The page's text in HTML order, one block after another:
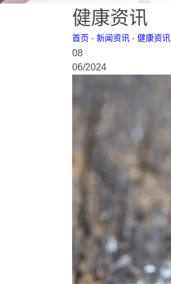
健康资讯
首页 - 新闻资讯 - 健康资讯
08
06/2024